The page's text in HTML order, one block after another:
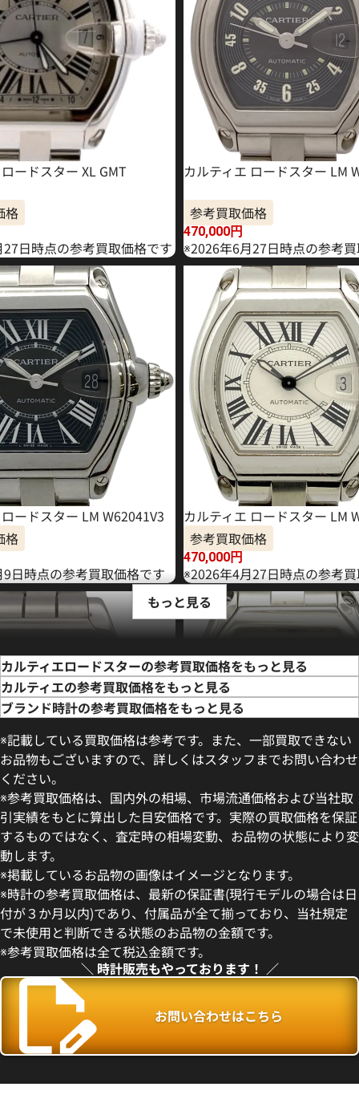
ードスター XL GMT
格
日時点の参考買取価格です
カルティエ ロードスター LM
参考買取価格
470,000円
※2026年6月27日時点の参考
ードスター LM W62041V3
格
日時点の参考買取価格です
カルティエ ロードスター LM
参考買取価格
470,000円
※2026年4月27日時点の参考
ードスターS LM W6206017
格
9日時点の参考買取価格です
カルティエ ロードスター SM
410,000円
※2026年6月9日時点の参考買
もっと見る
カルティエロードスターの参考買取価格をもっと見る
カルティエの参考買取価格をもっと見る
ブランド時計の参考買取価格をもっと見る
※記載している買取価格は参考です。また、一部買取できない
お品物もございますので、詳しくはスタッフまでお問い合わせ
ください。
※参考買取価格は、国内外の相場、市場流通価格および当社取
引実績をもとに算出した目安価格です。実際の買取価格を保証
するものではなく、査定時の相場変動、お品物の状態により変
動します。
※掲載しているお品物の画像はイメージとなります。
※時計の参考買取価格は、最新の保証書(現行モデルの場合は日
付が３か月以内)であり、付属品が全て揃っており、当社規定
で未使用と判断できる状態のお品物の金額です。
※参考買取価格は全て税込金額です。
＼ 時計販売もやっております！ ／
お問い合わせはこちら